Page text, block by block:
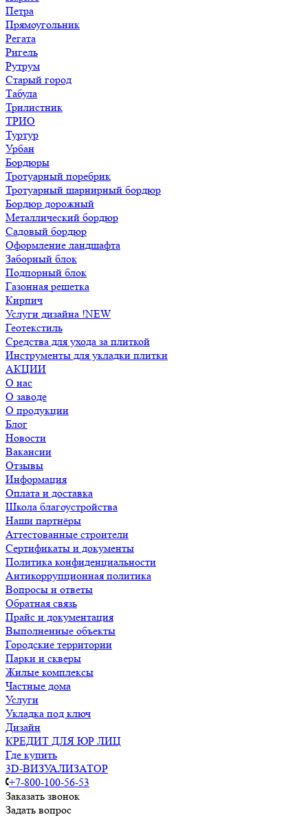
Петра
Прямоугольник
Регата
Ригель
Рутрум
Старый город
Табула
Трилистник
ТРИО
Туртур
Урбан
Бордюры
Тротуарный поребрик
Тротуарный шарнирный бордюр
Бордюр дорожный
Металлический бордюр
Садовый бордюр
Оформление ландшафта
Заборный блок
Подпорный блок
Газонная решетка
Кирпич
Услуги дизайна !NEW
Геотекстиль
Средства для ухода за плиткой
Инструменты для укладки плитки
АКЦИИ
О нас
О заводе
О продукции
Блог
Новости
Вакансии
Отзывы
Информация
Оплата и доставка
Школа благоустройства
Наши партнёры
Аттестованные строители
Сертификаты и документы
Политика конфиденциальности
Антикоррупционная политика
Вопросы и ответы
Обратная связь
Прайс и документация
Выполненные объекты
Городские территории
Парки и скверы
Жилые комплексы
Частные дома
Услуги
Укладка под ключ
Дизайн
КРЕДИТ ДЛЯ ЮР ЛИЦ
Где купить
3D-ВИЗУАЛИЗАТОР
+7-800-100-56-53
Заказать звонок
Задать вопрос